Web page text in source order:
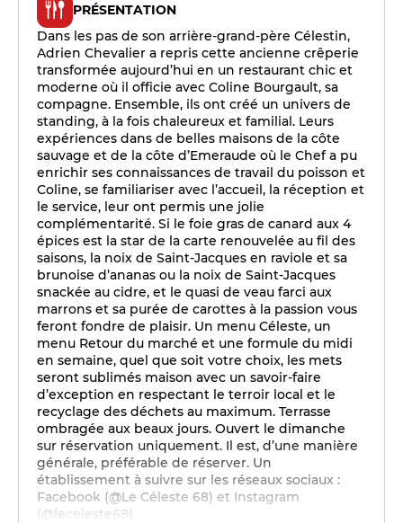
PRÉSENTATION
Dans les pas de son arrière-grand-père Célestin,
Adrien Chevalier a repris cette ancienne crêperie
transformée aujourd’hui en un restaurant chic et
moderne où il officie avec Coline Bourgault, sa
compagne. Ensemble, ils ont créé un univers de
standing, à la fois chaleureux et familial. Leurs
expériences dans de belles maisons de la côte
sauvage et de la côte d’Emeraude où le Chef a pu
enrichir ses connaissances de travail du poisson et
Coline, se familiariser avec l’accueil, la réception et
le service, leur ont permis une jolie
complémentarité. Si le foie gras de canard aux 4
épices est la star de la carte renouvelée au fil des
saisons, la noix de Saint-Jacques en raviole et sa
brunoise d’ananas ou la noix de Saint-Jacques
snackée au cidre, et le quasi de veau farci aux
marrons et sa purée de carottes à la passion vous
feront fondre de plaisir. Un menu Céleste, un
menu Retour du marché et une formule du midi
en semaine, quel que soit votre choix, les mets
seront sublimés maison avec un savoir-faire
d’exception en respectant le terroir local et le
recyclage des déchets au maximum. Terrasse
ombragée aux beaux jours. Ouvert le dimanche
sur réservation uniquement. Il est, d’une manière
générale, préférable de réserver. Un
établissement à suivre sur les réseaux sociaux :
Facebook (@Le Céleste 68) et Instagram
(@leceleste68).